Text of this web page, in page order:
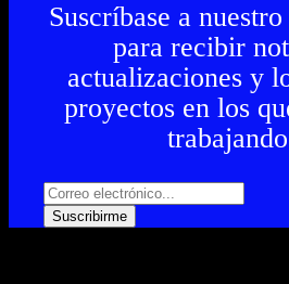
Suscríbase a
para recibir
actualizaciones y
proyectos en los